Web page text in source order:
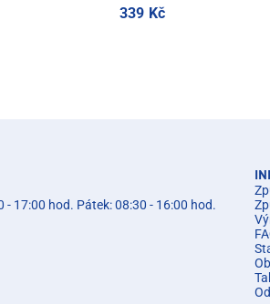
339 Kč
- 17:00 hod. Pátek: 08:30 - 16:00 hod.